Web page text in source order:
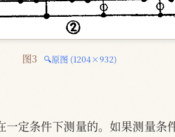
图3 🔍原图 (1204×932)
定条件下测量的。如果测量条